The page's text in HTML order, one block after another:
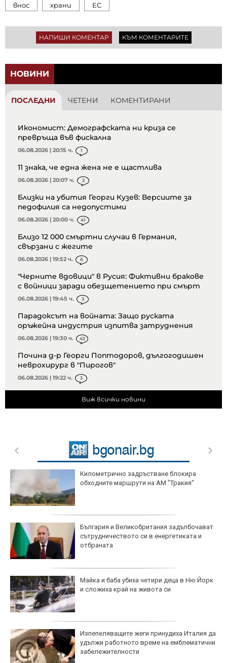
внос
храни ЕС
НАПИШИ КОМЕНТАР КЪМ КОМЕНТАРИТЕ
НОВИНИ
ПОСЛЕДНИ ЧЕТЕНИ КОМЕНТИРАНИ
Икономист: Демографската ни криза се
превръща във фискална
06.08.2026 | 20:15 ч. 1
11 знака, че една жена не е щастлива
06.08.2026 | 20:07 ч. 2
Близки на убития Георги Кузев: Версиите за
педофилия са недопустими
06.08.2026 | 20:00 ч. 41
Близо 12 000 смъртни случаи в Германия,
свързани с жегите
06.08.2026 | 19:52 ч. 6
"Черните вдовици" в Русия: Фиктивни бракове
с войници заради обезщетението при смърт
06.08.2026 | 19:45 ч. 3
Парадоксът на войната: Защо руската
оръжейна индустрия изпитва затруднения
06.08.2026 | 19:30 ч. 42
Почина д-р Георги Поптодоров, дългогодишен
неврохирург в "Пирогов"
06.08.2026 | 19:22 ч. 3
Виж всички новини
Километрично задръстване блокира
обходните маршрути на АМ "Тракия"
България и Великобритания задълбочават
сътрудничеството си в енергетиката и
отбраната
Майка и баба убиха четири деца в Ню Йорк
и сложиха край на живота си
Изпепеляващите жеги принудиха Италия да
удължи работното време на емблематични
забележителности